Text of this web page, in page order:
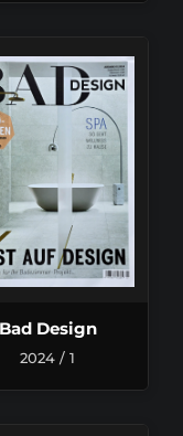
Bad Design
2024 / 1